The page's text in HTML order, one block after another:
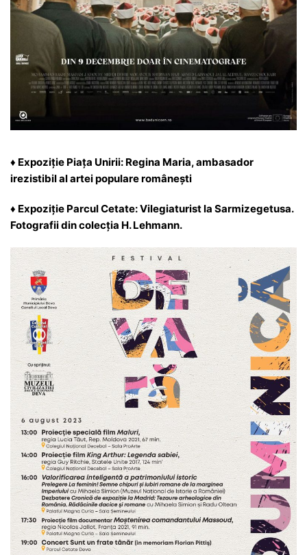
♦ Expoziție Piața Unirii: Regina Maria, ambasador
irezistibil al artei populare românești
♦ Expoziție Parcul Cetate: Vilegiaturist la Sarmizegetusa.
Fotografii din colecția H. Lehmann.